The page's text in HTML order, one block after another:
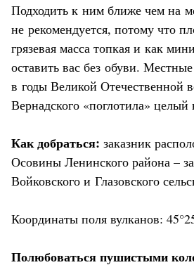
Подходить к ним ближе чем на
не рекомендуется, потому что
грязевая масса топкая и как
оставить вас без обуви.
в годы Великой Отечественной
Вернадского «поглотила»
Как добраться: заказник
Осовины Ленинского района –
Войковского и Глазовского
Координаты поля вулканов:
Полюбоваться пушистыми